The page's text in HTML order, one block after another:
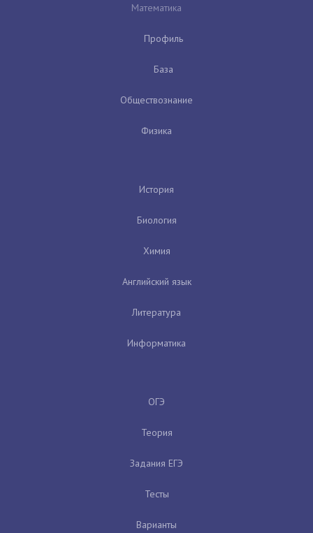
Математика
Профиль
База
Обществознание
Физика
История
Биология
Химия
Английский язык
Литература
Информатика
ОГЭ
Теория
Задания ЕГЭ
Тесты
Варианты